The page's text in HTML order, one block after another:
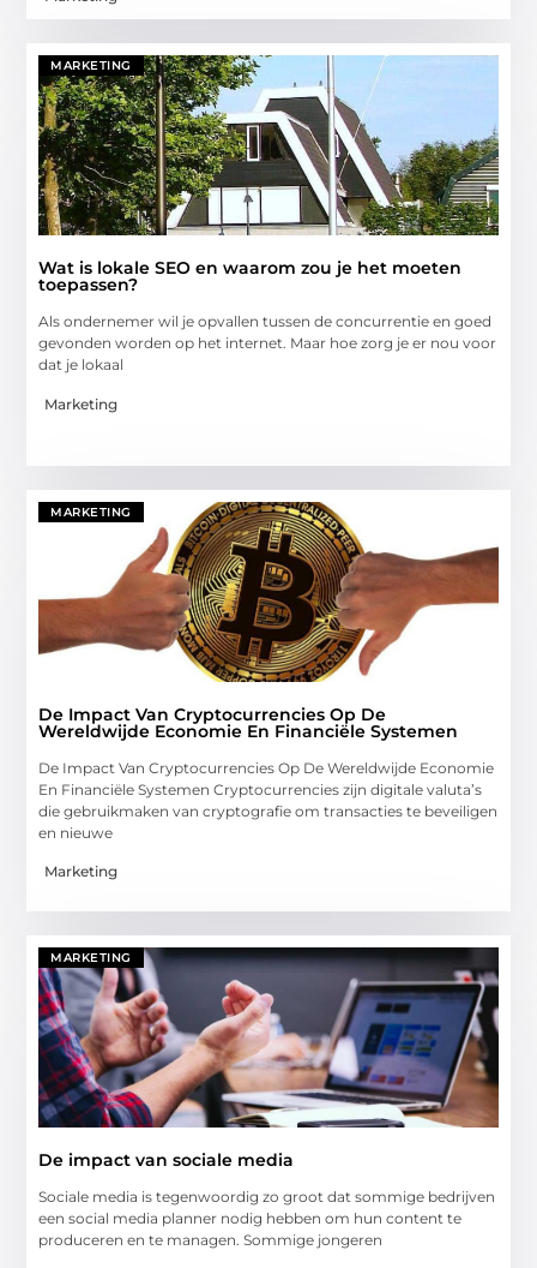
MARKETING
Wat is lokale SEO en waarom zou je het moeten
toepassen?
Als ondernemer wil je opvallen tussen de concurrentie en goed
gevonden worden op het internet. Maar hoe zorg je er nou voor
dat je lokaal
Marketing
MARKETING
De Impact Van Cryptocurrencies Op De
Wereldwijde Economie En Financiële Systemen
De Impact Van Cryptocurrencies Op De Wereldwijde Economie
En Financiële Systemen Cryptocurrencies zijn digitale valuta’s
die gebruikmaken van cryptografie om transacties te beveiligen
en nieuwe
Marketing
MARKETING
De impact van sociale media
Sociale media is tegenwoordig zo groot dat sommige bedrijven
een social media planner nodig hebben om hun content te
produceren en te managen. Sommige jongeren